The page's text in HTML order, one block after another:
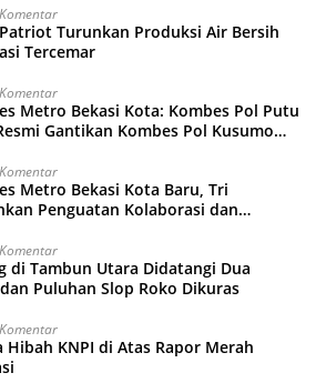
Turunkan Produksi Air Bersih
Tercemar
Metro Bekasi Kota: Kombes Pol Putu
Gantikan Kombes Pol Kusumo
Metro Bekasi Kota Baru, Tri
Penguatan Kolaborasi dan
di Tambun Utara Didatangi Dua
Puluhan Slop Roko Dikuras
Hibah KNPI di Atas Rapor Merah